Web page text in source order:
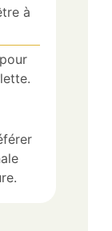
à